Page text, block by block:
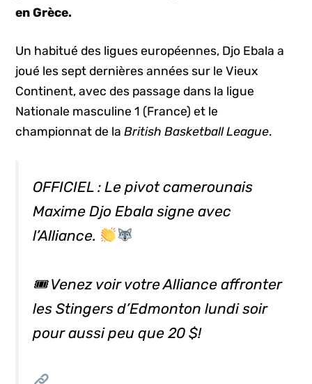
en Grèce.
Un habitué des ligues européennes, Djo Ebala a
joué les sept dernières années sur le Vieux
Continent, avec des passage dans la ligue
Nationale masculine 1 (France) et le
championnat de laBritish Basketball League.
OFFICIEL : Le pivot camerounais
Maxime Djo Ebala signe avec
l’Alliance.
🎟 Venez voir votre Alliance affronter
les Stingers d’Edmonton lundi soir
pour aussi peu que 20 $!